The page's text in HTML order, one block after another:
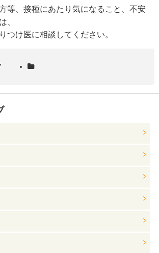
、接種にあたり気になること、不安
、
け医に相談してください。